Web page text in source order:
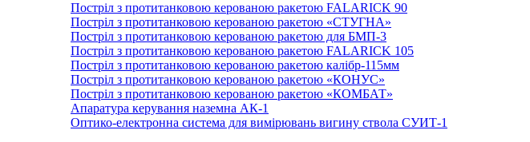
Постріл з протитанковою керованою ракетою FALARICK 90
Постріл з протитанковою керованою ракетою «СТУГНА»
Постріл з протитанковою керованою ракетою для БМП-3
Постріл з протитанковою керованою ракетою FALARICK 105
Постріл з протитанковою керованою ракетою калібр-115мм
Постріл з протитанковою керованою ракетою «КОНУС»
Постріл з протитанковою керованою ракетою «КОМБАТ»
Апаратура керування наземна АК-1
Оптико-електронна система для вимірювань вигину ствола СУИТ-1